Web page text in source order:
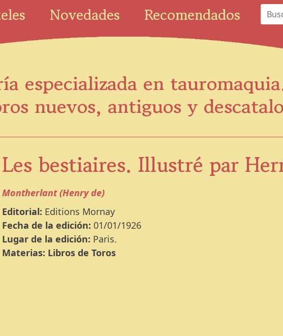
Novedades Recomendados
especializada en
nuevos, antiguos y
Les bestiaires. Illustré par
Montherlant (Henry de)
Editorial: Editions Mornay
Fecha de la edición: 01/01/1926
Lugar de la edición: Paris.
Materias: Libros de Toros